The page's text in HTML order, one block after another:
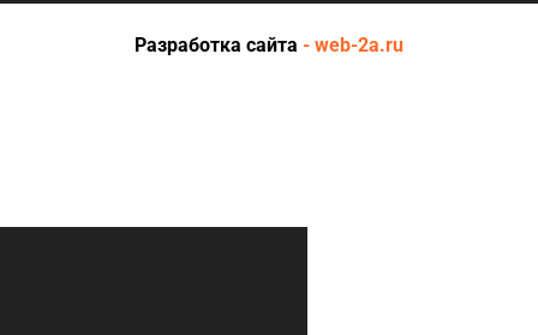
Разработка сайта - web-2a.ru